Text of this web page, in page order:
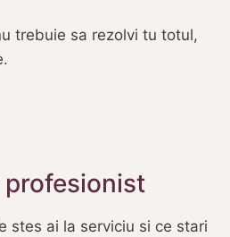
trebuie sa rezolvi tu totul,
stes ai la serviciu si ce stari